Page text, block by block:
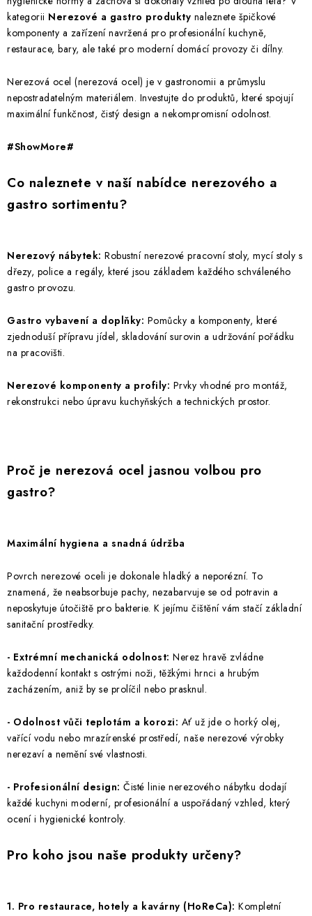
í
p
r
k
y
v
ý
i
u
kategorii Nerezové a gastro produkty naleznete špičkové
komponenty a zařízení navržená pro profesionální kuchyně,
restaurace, bary, ale také pro moderní domácí provozy či dílny.
Nerezová ocel (nerezová ocel) je v gastronomii a průmyslu
nepostradatelným materiálem. Investujte do produktů, které spojují
maximální funkčnost, čistý design a nekompromisní odolnost.
#ShowMore#
Co naleznete v naší nabídce nerezového a
gastro sortimentu?
Nerezový nábytek: Robustní nerezové pracovní stoly, mycí stoly s
dřezy, police a regály, které jsou základem každého schváleného
gastro provozu.
Gastro vybavení a doplňky: Pomůcky a komponenty, které
zjednoduší přípravu jídel, skladování surovin a udržování pořádku
na pracovišti.
Nerezové komponenty a profily: Prvky vhodné pro montáž,
rekonstrukci nebo úpravu kuchyňských a technických prostor.
Proč je nerezová ocel jasnou volbou pro
gastro?
Maximální hygiena a snadná údržba
Povrch nerezové oceli je dokonale hladký a neporézní. To
znamená, že neabsorbuje pachy, nezabarvuje se od potravin a
neposkytuje útočiště pro bakterie. K jejímu čištění vám stačí základní
sanitační prostředky.
- Extrémní mechanická odolnost: Nerez hravě zvládne
každodenní kontakt s ostrými noži, těžkými hrnci a hrubým
zacházením, aniž by se prolíčil nebo prasknul.
- Odolnost vůči teplotám a korozi: Ať už jde o horký olej,
vařící vodu nebo mrazírenské prostředí, naše nerezové výrobky
nerezaví a nemění své vlastnosti.
- Profesionální design: Čisté linie nerezového nábytku dodají
každé kuchyni moderní, profesionální a uspořádaný vzhled, který
ocení i hygienické kontroly.
Pro koho jsou naše produkty určeny?
1. Pro restaurace, hotely a kavárny (HoReCa): Kompletní